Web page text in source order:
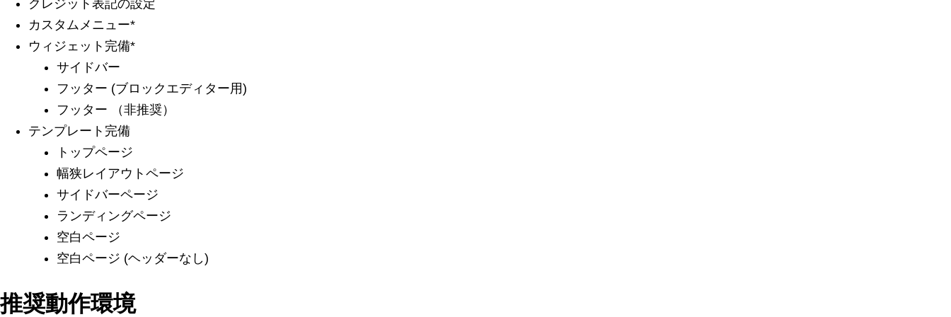
クレジット表記の設定
カスタムメニュー*
ウィジェット完備*
サイドバー
フッター (ブロックエディター用)
フッター （非推奨）
テンプレート完備
トップページ
幅狭レイアウトページ
サイドバーページ
ランディングページ
空白ページ
空白ページ (ヘッダーなし)
推奨動作環境